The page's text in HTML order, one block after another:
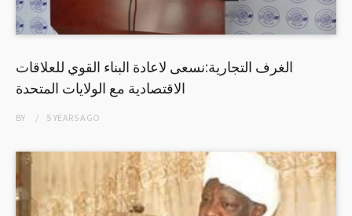
الغرف التجارية:نسعى لاعادة البناء القوي للعلاقات
الاقتصادية مع الولايات المتحدة
BY 5 YEARSAGO